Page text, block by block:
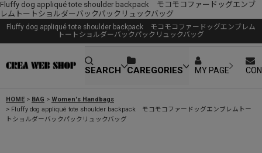
Fluffy dog ​​appliqué tote shoulder backpack モコモコファードッグエンブ
レムトートショルダーバックパックリュックバッグ
Fluffy dog ​​appliqué tote shoulder backpack モコモコファードッグエンブレム
トートショルダーバックパックリュックバッグ
SEARCH CAREGORIES MY PAGE
HOME > BAG > Women's Handbags
> Fluffy dog ​​appliqué tote shoulder backpack モコモコファードッグエンブレムトー
トショルダーバックパックリュックバッグ